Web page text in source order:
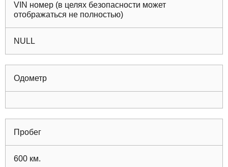
VIN номер (в целях безопасности может
отображаться не полностью)
NULL
Одометр
Пробег
600 км.